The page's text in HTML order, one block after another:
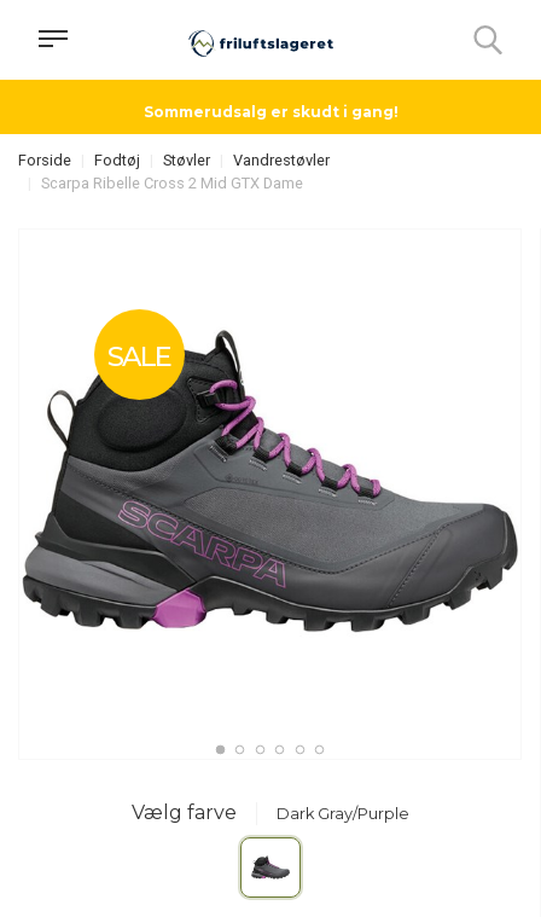
Sommerudsalg er skudt i gang!
Forside Fodtøj Støvler
Vandrestøvler
Scarpa Ribelle Cross 2 Mid GTX Dame
SALE
Vælg farve Dark Gray/Purple